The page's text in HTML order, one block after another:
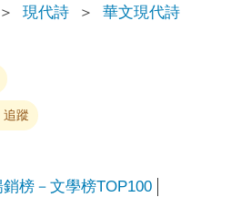
＞ 現代詩 ＞ 華文現代詩
追蹤
榜－文學榜TOP100